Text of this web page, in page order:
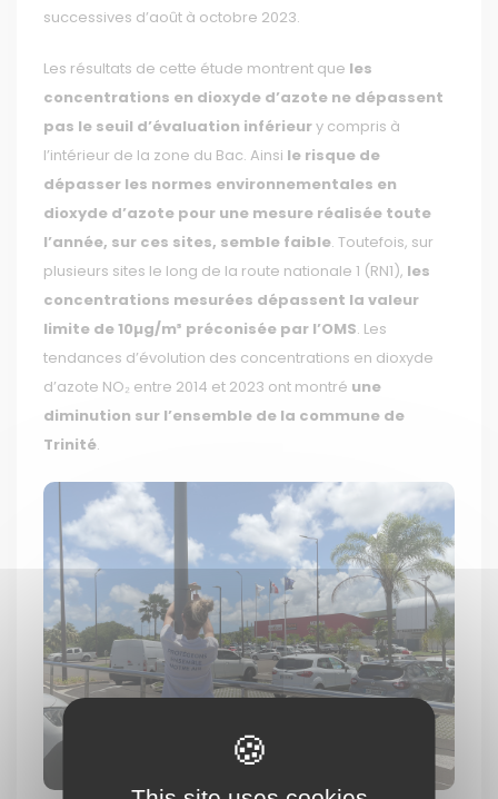
successives d’août à octobre 2023.
Les résultats de cette étude montrent que les
concentrations en dioxyde d’azote ne dépassent
pas le seuil d’évaluation inférieury compris à
l’intérieur de la zone du Bac. Ainsi le risque de
dépasser les normes environnementales en
dioxyde d’azote pour une mesure réalisée toute
l’année, sur ces sites, semble faible. Toutefois, sur
plusieurs sites le long de la route nationale 1 (RN1), les
concentrations mesurées dépassent la valeur
limite de 10µg/m³ préconisée par l’OMS. Les
tendances d’évolution des concentrations en dioxyde
d’azote NO₂ entre 2014 et 2023 ont montré une
diminution sur l’ensemble de la commune de
Trinité.